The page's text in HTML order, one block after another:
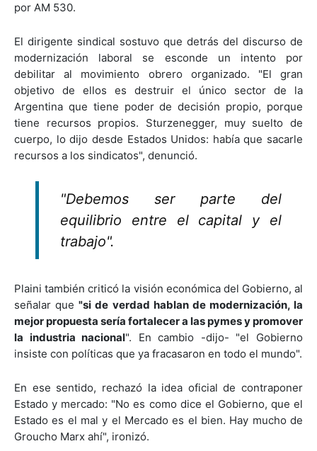
por AM 530.
El dirigente sindical sostuvo que detrás del discurso de
modernización laboral se esconde un intento por
debilitar al movimiento obrero organizado. "El gran
objetivo de ellos es destruir el único sector de la
Argentina que tiene poder de decisión propio, porque
tiene recursos propios. Sturzenegger, muy suelto de
cuerpo, lo dijo desde Estados Unidos: había que sacarle
recursos a los sindicatos", denunció.
"Debemos ser parte del
equilibrio entre el capital y el
trabajo".
Plaini también criticó la visión económica del Gobierno, al
señalar que"si de verdad hablan de modernización, la
mejor propuesta sería fortalecer a las pymes y promover
la industria nacional". En cambio -dijo- "el Gobierno
insiste con políticas que ya fracasaron en todo el mundo".
En ese sentido, rechazó la idea oficial de contraponer
Estado y mercado: "No es como dice el Gobierno, que el
Estado es el mal y el Mercado es el bien. Hay mucho de
Groucho Marx ahí", ironizó.